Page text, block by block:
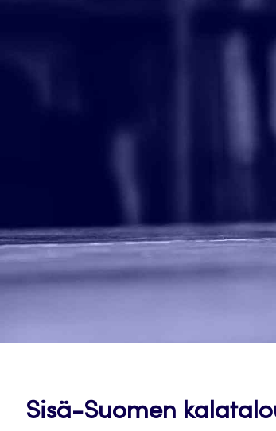
Sisä-Suomen